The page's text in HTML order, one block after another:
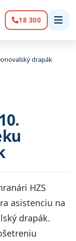
Volanie:
18 300
drapák
HZS
asistenciu na
drapák.